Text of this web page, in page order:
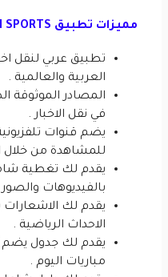
مميزات تطبيق beIN SPORTS‏
تطبيق عربي لنقل
العربية والعالمية .
المصادر الموثوقة
في نقل الاخبار .
يضم قنوات
للمشاهدة من خلال
يقدم لك تغطية
بالفيديوهات والصور
يقدم لك الاشعارات
الاحداث الرياضية .
يقدم لك جدول يضم
مباريات اليوم .